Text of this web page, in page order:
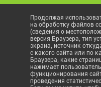
Продолжая
на обработку файлов
(сведения о
версия Браузера; тип
экрана; источник
с какого сайта или по
Браузера; какие
нажимает
функционирования
проведения